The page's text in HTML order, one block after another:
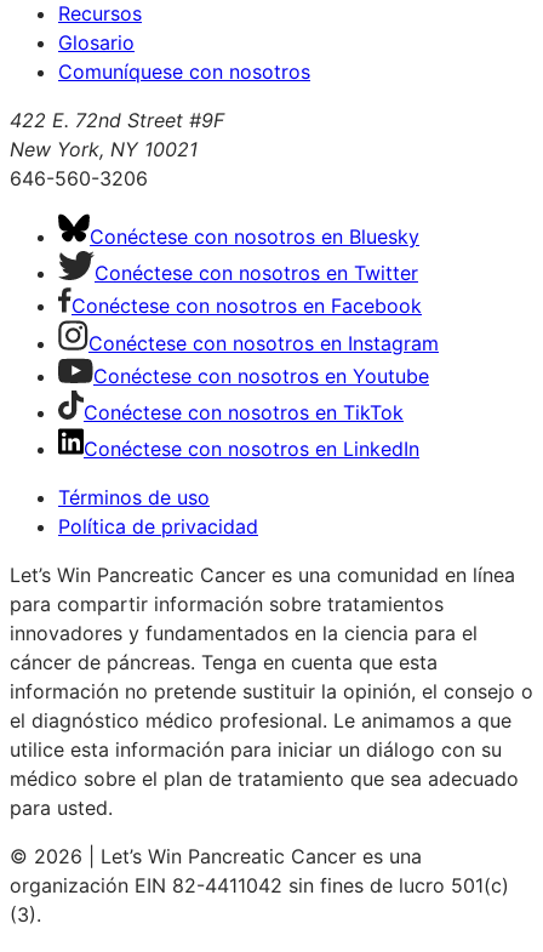
Recursos
Glosario
Comuníquese con nosotros
422 E. 72nd Street #9F
New York, NY 10021
646-560-3206
Conéctese con nosotros en Bluesky
Conéctese con nosotros en Twitter
Conéctese con nosotros en Facebook
Conéctese con nosotros en Instagram
Conéctese con nosotros en Youtube
Conéctese con nosotros en TikTok
Conéctese con nosotros en LinkedIn
Términos de uso
Política de privacidad
Let’s Win Pancreatic Cancer es una comunidad en línea
para compartir información sobre tratamientos
innovadores y fundamentados en la ciencia para el
cáncer de páncreas. Tenga en cuenta que esta
información no pretende sustituir la opinión, el consejo o
el diagnóstico médico profesional. Le animamos a que
utilice esta información para iniciar un diálogo con su
médico sobre el plan de tratamiento que sea adecuado
para usted.
© 2026 | Let’s Win Pancreatic Cancer es una
organización EIN 82-4411042 sin fines de lucro 501(c)
(3).